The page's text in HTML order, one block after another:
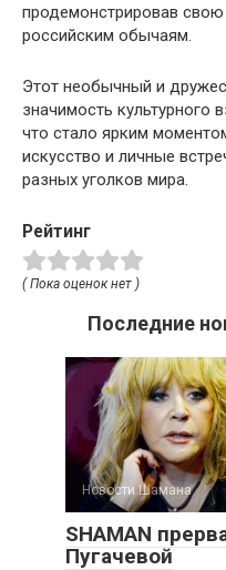
продемонстрировав
российским обычаям.
Этот необычный и
значимость культурного
что стало ярким
искусство и личные
разных уголков мира.
Рейтинг
( Пока оценок нет )
Последние
Новости Шамана
SHAMAN
Пугачевой